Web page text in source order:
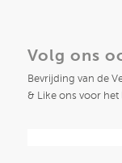
Volg ons
Bevrijding van de
& Like ons voor het